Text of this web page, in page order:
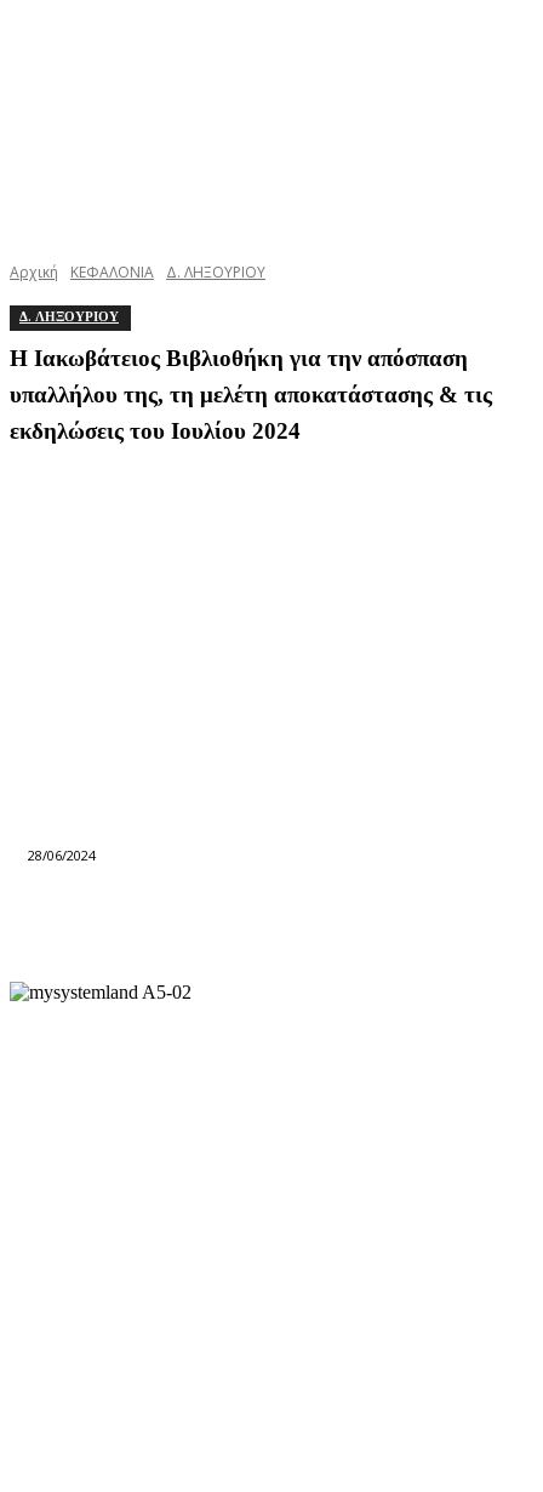
Αρχική ΚΕΦΑΛΟΝΙΑ Δ. ΛΗΞΟΥΡΙΟΥ
Δ. ΛΗΞΟΥΡΙΟΥ
Η Ιακωβάτειος Βιβλιοθήκη για την απόσπαση
υπαλλήλου της, τη μελέτη αποκατάστασης & τις
εκδηλώσεις του Ιουλίου 2024
28/06/2024